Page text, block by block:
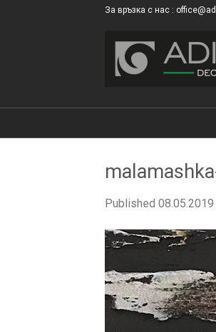
За връзка с нас :
Published 08.05.2019